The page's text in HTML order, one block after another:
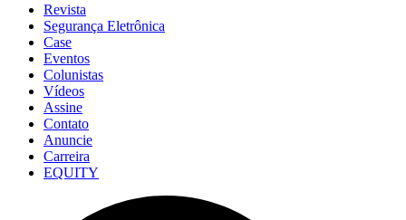
Revista
Segurança Eletrônica
Case
Eventos
Colunistas
Vídeos
Assine
Contato
Anuncie
Carreira
EQUITY